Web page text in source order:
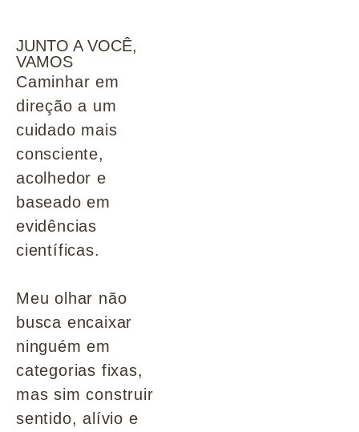
JUNTO A VOCÊ,
VAMOS
Caminhar em
direção a um
cuidado mais
consciente,
acolhedor e
baseado em
evidências
científicas.
Meu olhar não
busca encaixar
ninguém em
categorias fixas,
mas sim construir
sentido, alívio e